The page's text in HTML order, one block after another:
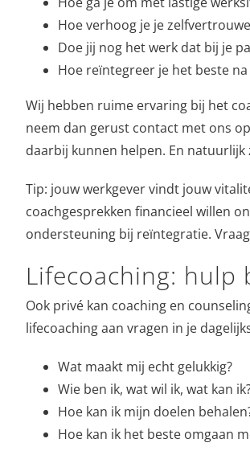
Hoe verhoog je je
Doe jij nog het werk dat bij je
Hoe reïntegreer je het beste
Wij hebben ruime ervaring bij het
neem dan gerust contact met ons
daarbij kunnen helpen. En
Tip: jouw werkgever vindt jouw
coachgesprekken financieel willen
ondersteuning bij reïntegratie.
Lifecoaching: hulp
Ook privé kan coaching en
lifecoaching aan vragen in je
Wat maakt mij echt gelukkig?
Wie ben ik, wat wil ik, wat kan
Hoe kan ik mijn doelen
Hoe kan ik het beste omgaan